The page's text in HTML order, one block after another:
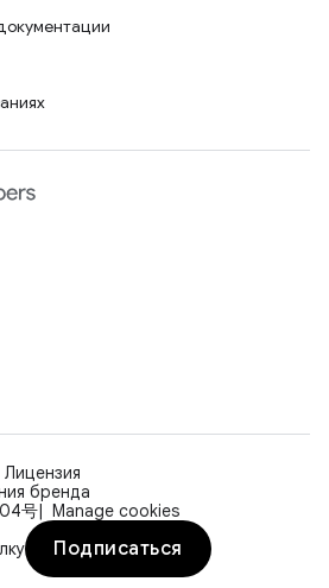
Лицензия
бренда
号
Manage cookies
Подписаться